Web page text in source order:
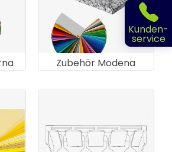
Kunden-
service
Zubehör Modena